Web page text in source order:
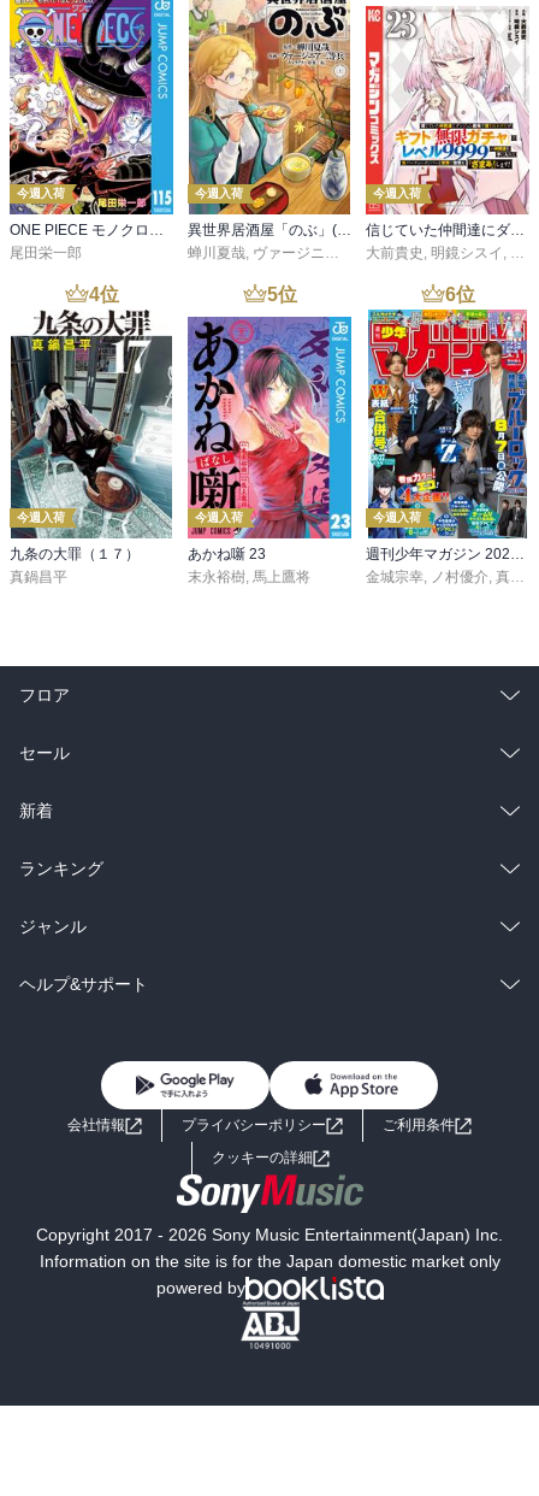
今週入荷
ONE PIECE モノクロ版 115
尾田栄一郎
今週入荷
異世界居酒屋「のぶ」(22)
蝉川夏哉, ヴァージニア二等兵 ,転
今週入荷
信じていた仲間達にダンジョン奥地で殺されかけたがギフト『無限ガチャ』でレベル９９９９の仲間達を手に入れて元パーティーメンバーと世界に復讐＆『ざまぁ！』します！（２３）
大前貴史 , 明鏡シスイ , ｔ
4位
今週入荷
九条の大罪（１７）
真鍋昌平
5位
今週入荷
あかね噺 23
末永裕樹, 馬上鷹将
6位
今週入荷
週刊少年マガジン 2026年36・37号[2026年8月5日発売]
金城宗幸, ノ村優介, 真島ヒロ
フロア
総合
ラノベ
雑誌・グラビア
BL・TL
セール
総合
ラノベ
雑誌・グラビア
BL・TL
新着
総合
ラノベ
雑誌・グラビア
ランキング
総合
ラノベ
ジャンル
コミック
ライトノベル 男子向けラノベ
小説
海外小説
ミステリー SF
文学
ヘルプ&サポート
よくあるご質問 お問い合わせ
会社情報 プライバシーポリシー
ご利用条件
クッキーの詳細
Copyright 2017 - 2026 Sony Music Entertainment(Japan) Inc.
Information on the site is for the Japan domestic market only
powered by